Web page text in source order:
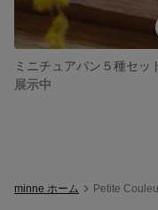
展示中
minne ホーム Petite